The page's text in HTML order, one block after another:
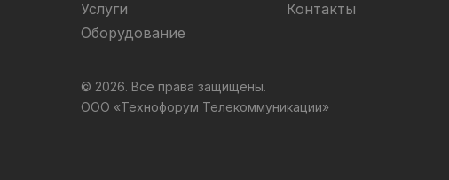
Услуги
Оборудование
Контакты
© 2026. Все права защищены.
ООО «Технофорум Телекоммуникации»